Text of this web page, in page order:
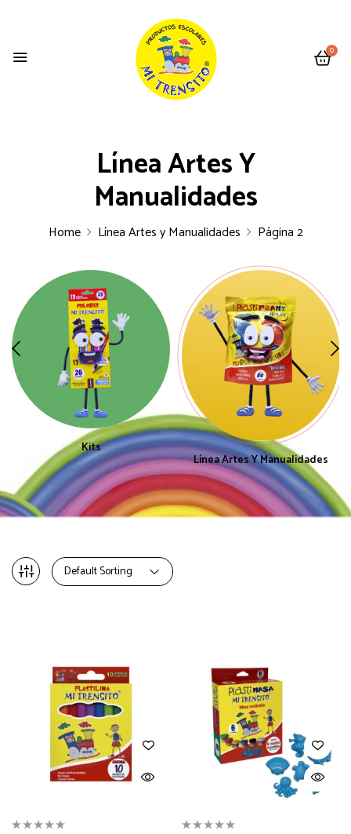
0
Línea Artes Y
Manualidades
Home Línea Artes y Manualidades Página 2
Kits
Línea Artes Y Manualidades
Default Sorting